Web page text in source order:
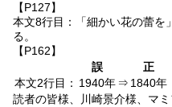
【P127】
本文8行目：「細かい花の蕾を
る。
【P162】
誤
正
本文2行目： 1940年 ⇒ 1840年
読者の皆様、川崎景介様、マ